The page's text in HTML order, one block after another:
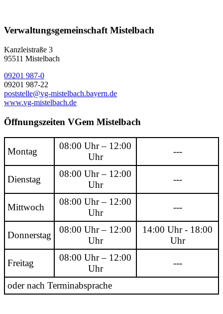
Verwaltungsgemeinschaft Mistelbach
Kanzleistraße 3
95511 Mistelbach
09201 987-0
09201 987-22
poststelle@vg-mistelbach.bayern.de
www.vg-mistelbach.de
Öffnungszeiten VGem Mistelbach
Montag
08:00 Uhr – 12:00
Uhr
---
Dienstag
08:00 Uhr – 12:00
Uhr
---
Mittwoch
08:00 Uhr – 12:00
Uhr
---
Donnerstag
08:00 Uhr – 12:00
Uhr
14:00 Uhr - 18:00
Uhr
Freitag
08:00 Uhr – 12:00
Uhr
---
oder nach Terminabsprache